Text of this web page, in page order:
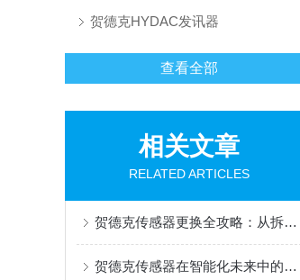
贺德克HYDAC发讯器
查看全部
相关文章
RELATED ARTICLES
贺德克传感器更换全攻略：从拆卸到校准的精准操作
贺德克传感器在智能化未来中的重要性